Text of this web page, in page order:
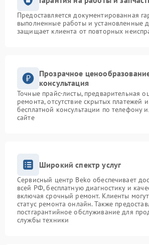
Предоставляется документированная
выполненные работы и установленные
защищает клиента от повторных
Прозрачное
консультация
Точные прайс-листы, предварительная
ремонта, отсутствие скрытых платежей
бесплатной консультации по телефону
сайте
Широкий спектр услуг
Сервисный центр Beko обеспечивает
всей РФ, бесплатную диагностику и
включая срочный ремонт. Клиенты
статус ремонта онлайн. Также
постгарантийное обслуживание для
службы техники